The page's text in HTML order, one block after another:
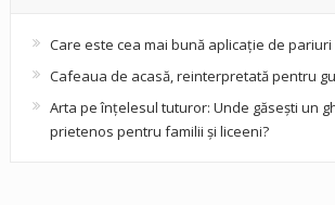
Care este cea mai bună aplicație de pariuri
Cafeaua de acasă, reinterpretată pentru
Arta pe înțelesul tuturor: Unde găsești un
prietenos pentru familii și liceeni?